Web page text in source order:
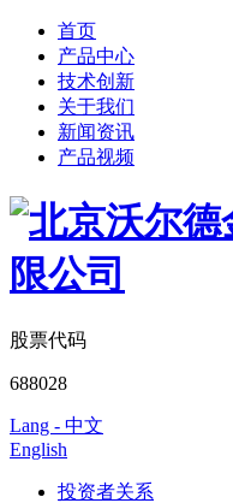
首页
产品中心
技术创新
关于我们
新闻资讯
产品视频
股票代码
688028
Lang - 中文
English
投资者关系